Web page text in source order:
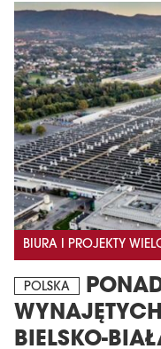
BIURA I PROJEKTY
POLSKA
BIELSKO-